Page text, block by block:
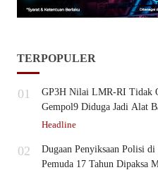
TERPOPULER
01
GP3H Nilai LMR-RI Tidak
Gempol9 Diduga Jadi Alat
Headline
02
Dugaan Penyiksaan Polisi
Pemuda 17 Tahun Dipaksa